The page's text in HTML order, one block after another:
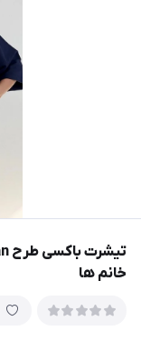
خانم ها